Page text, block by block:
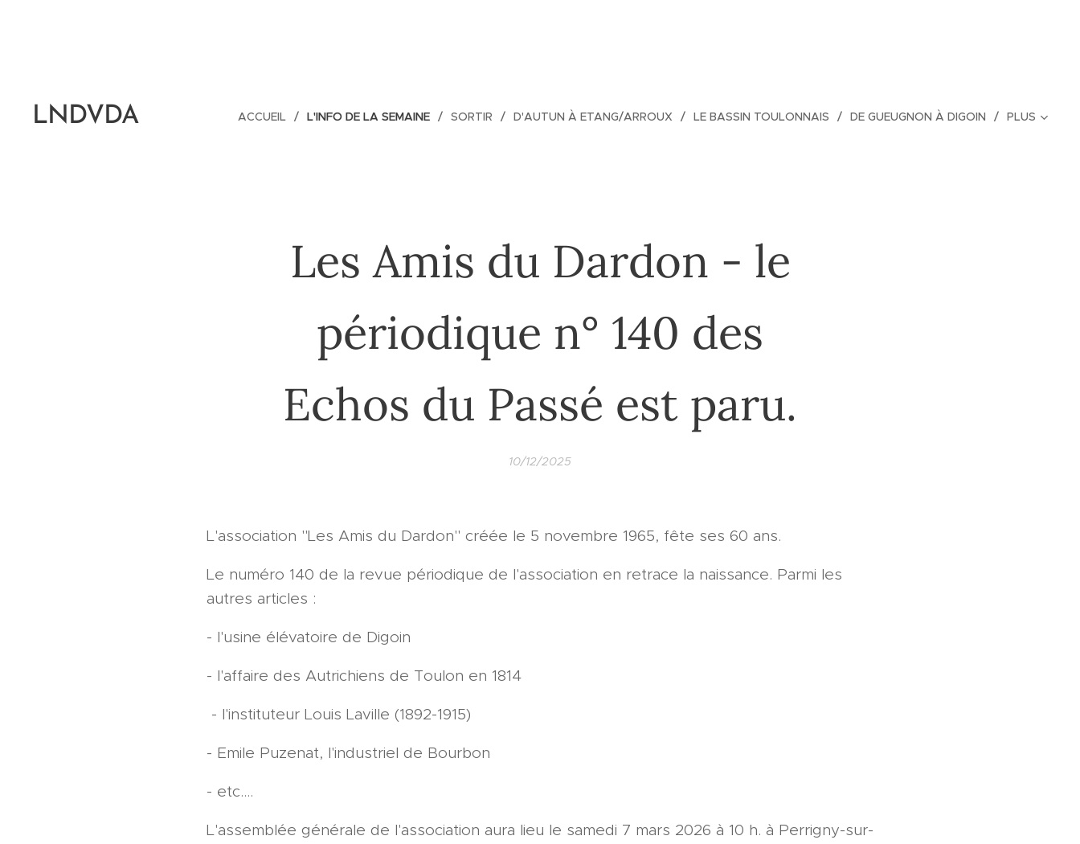
LNDVDA ACCUEIL L'INFO DE LA SEMAINE SORTIR D'AUTUN À ETANG/ARROUX LE BASSIN TOULONNAIS DE GUEUGNON À DIGOIN PLUS
Les Amis du Dardon - le
périodique n° 140 des
Echos du Passé est paru.
10/12/2025
L'association "Les Amis du Dardon" créée le 5 novembre 1965, fête ses 60 ans.
Le numéro 140 de la revue périodique de l'association en retrace la naissance. Parmi les
autres articles :
- l'usine élévatoire de Digoin
- l'affaire des Autrichiens de Toulon en 1814
- l'instituteur Louis Laville (1892-1915)
- Emile Puzenat, l'industriel de Bourbon
- etc....
L'assemblée générale de l'association aura lieu le samedi 7 mars 2026 à 10 h. à Perrigny-sur-